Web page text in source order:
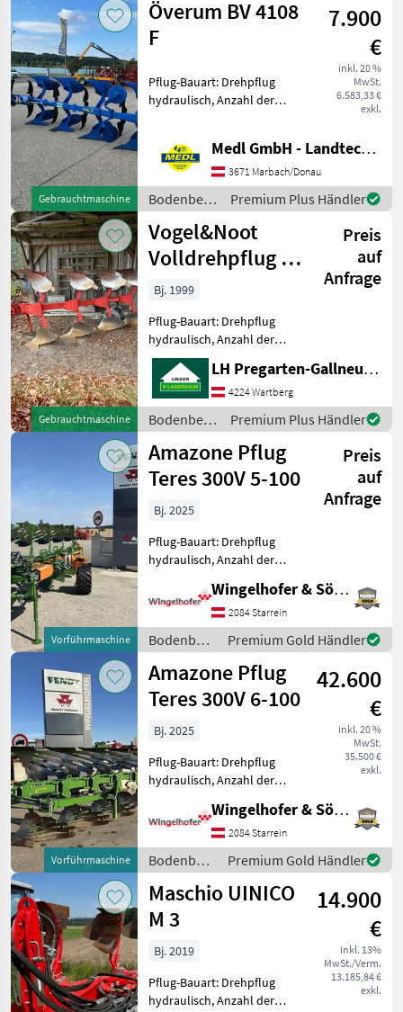
Gebrauchtmaschine
Överum BV 4108
F
7.900
€
inkl. 20 %
MwSt.
6.583,33 €
exkl.
Pflug-Bauart: Drehpflug
hydraulisch, Anzahl der
Vorschäler Överum
Volldrehpflug
Pendelstützrad Stahl Heck
Vorschäler Verschle
Medl GmbH - Landtechnik Großhandel
3671 Marbach/Donau
Bodenbearbeitung
/ Overum
Premium Plus Händler
Gebrauchtmaschine
Vogel&Noot
Volldrehpflug 4-
scharig M 850
Preis
auf
Anfrage
Bj. 1999
Pflug-Bauart: Drehpflug
hydraulisch, Anzahl der
Schare: 4-schar,
Scheibensech, Stützrad
Scheibensech -
Doppeltastrad
Bodenbearbeitung Pflüge
LH Pregarten-Gallneukirchen, Pregarten
4224 Wartberg
Bodenbearbeitung
/
Vogel&Noot
Premium Plus Händler
Vorführmaschine
Amazone Pflug
Teres 300V 5-100
Preis
auf
Anfrage
Bj. 2025
Pflug-Bauart: Drehpflug
hydraulisch, Anzahl der
hydr.
Schnittbreitenverstellung,
Steinsicherung,
Streifenkörper, Stützrad -
Amazone Pflug Teres
Wingelhofer & Söhne GmbH
2084 Starrein
Bodenbearbeitung
/ Amazone
Premium Gold Händler
Vorführmaschine
Amazone Pflug
Teres 300V 6-100
42.600
€
inkl. 20 %
MwSt.
35.500 €
exkl.
Bj. 2025
Pflug-Bauart: Drehpflug
hydraulisch, Anzahl der
Maiseinleger, Packerarm,
Scheibensech, hydr.
Schnittbreitenverstellung,
Streifenkörper, Stützrad -
Wingelhofer & Söhne GmbH
2084 Starrein
Bodenbearbeitung
/ Amazone
Premium Gold Händler
Maschio UINICO
M 3
14.900
€
inkl. 13%
MwSt./Verm.
13.185,84 €
exkl.
Bj. 2019
Pflug-Bauart: Drehpflug
hydraulisch, Anzahl der